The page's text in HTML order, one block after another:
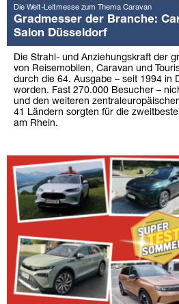
Die Welt-Leitmesse zum Thema Caravan
Gradmesser der Branche:
Salon Düsseldorf
Die Strahl- und Anziehungskraft der
von Reisemobilen, Caravan und
durch die 64. Ausgabe – seit 1994 in
worden. Fast 270.000 Besucher –
und den weiteren
41 Ländern sorgten für die
am Rhein.